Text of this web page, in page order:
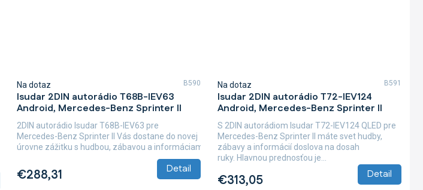
Isudar 2DIN autorádio T68B-IEV63
Android, Mercedes-Benz Sprinter II
Na dotaz
€288,31 Detail
2DIN autorádio Isudar T68B-IEV63 pre
Mercedes-Benz Sprinter II Vás dostane do novej
úrovne zážitku s hudbou, zábavou a informáciami....
B590
Isudar 2DIN autorádio T72-IEV124
Android, Mercedes-Benz Sprinter II
Na dotaz
€313,05 Detail
S 2DIN autorádiom Isudar T72-IEV124 QLED pre
Mercedes-Benz Sprinter II máte svet hudby,
zábavy a informácií doslova na dosah
ruky. Hlavnou prednosťou je...
B591